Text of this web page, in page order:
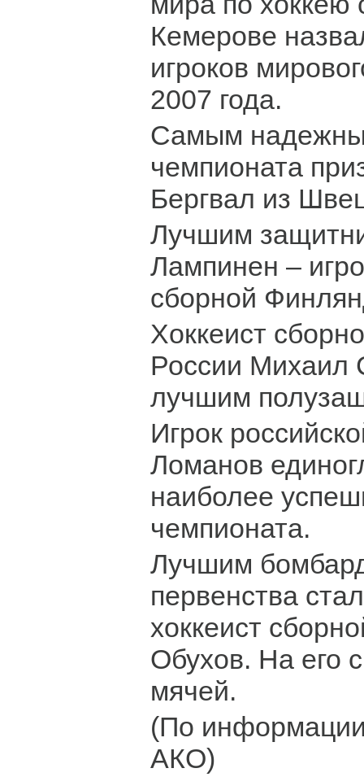
Кемерове
игроков
2007 года.
Самым
чемпионата
Бергвал из
Лучшим
Лампинен –
сборной
Хоккеист
России Михаил
лучшим
Игрок
Ломанов
наиболее
чемпионата.
Лучшим
первенства
хоккеист
Обухов. На его
мячей.
(По
АКО)